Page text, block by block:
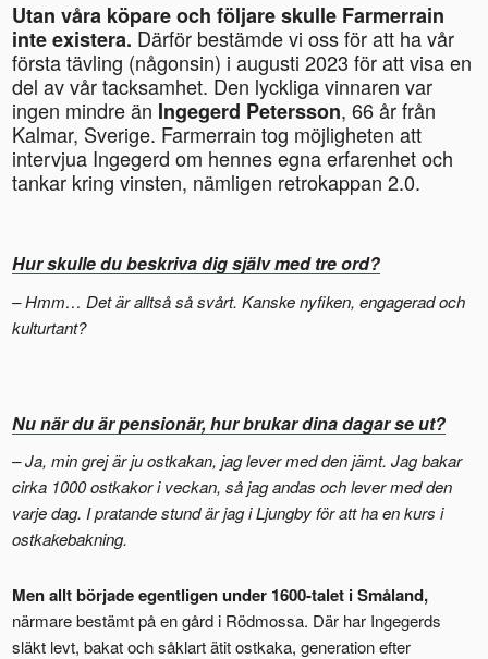
Utan våra köpare och följare skulle Farmerrain
inte existera. Därför bestämde vi oss för att ha vår
första tävling (någonsin) i augusti 2023 för att visa en
del av vår tacksamhet. Den lyckliga vinnaren var
ingen mindre än Ingegerd Petersson, 66 år från
Kalmar, Sverige. Farmerrain tog möjligheten att
intervjua Ingegerd om hennes egna erfarenhet och
tankar kring vinsten, nämligen retrokappan 2.0.
Hur skulle du beskriva dig själv med tre ord?
– Hmm… Det är alltså så svårt. Kanske nyfiken, engagerad och
kulturtant?
Nu när du är pensionär, hur brukar dina dagar se ut?
– Ja, min grej är ju ostkakan, jag lever med den jämt. Jag bakar
cirka 1000 ostkakor i veckan, så jag andas och lever med den
varje dag. I pratande stund är jag i Ljungby för att ha en kurs i
ostkakebakning.
Men allt började egentligen under 1600-talet i Småland,
närmare bestämt på en gård i Rödmossa. Där har Ingegerds
släkt levt, bakat och såklart ätit ostkaka, generation efter